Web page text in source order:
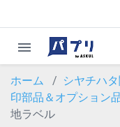
menu
ホーム シヤチハ
印部品＆オプション
地ラベル